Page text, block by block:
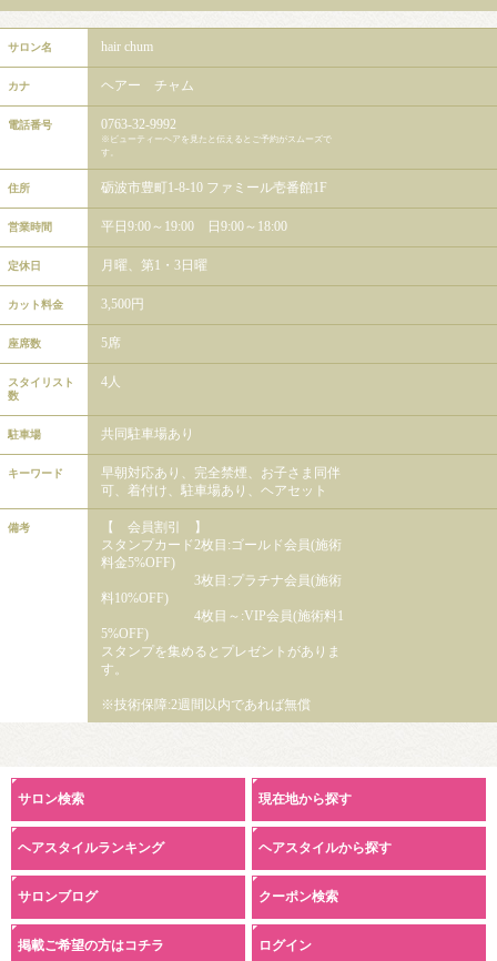
サロン名 hair chum
カナ ヘアー チャム
電話番号 0763-32-9992
※ビューティーヘアを見たと伝えるとご予約がスムーズで
す。
住所 砺波市豊町1-8-10 ファミール壱番館1F
営業時間 平日9:00～19:00 日9:00～18:00
定休日 月曜、第1・3日曜
カット料金 3,500円
座席数 5席
スタイリスト
数
4人
駐車場 共同駐車場あり
キーワード
早朝対応あり、完全禁煙、お子さま同伴
可、着付け、駐車場あり、ヘアセット
備考
【 会員割引 】
スタンプカード2枚目:ゴールド会員(施術
料金5%OFF)
3枚目:プラチナ会員(施術
料10%OFF)
4枚目～:VIP会員(施術料1
5%OFF)
スタンプを集めるとプレゼントがありま
す。
※技術保障:2週間以内であれば無償
サロン検索 現在地から探す
ヘアスタイルランキング ヘアスタイルから探す
サロンブログ クーポン検索
掲載ご希望の方はコチラ ログイン